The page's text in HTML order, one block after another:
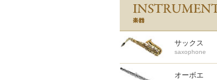
サックス
saxophone
オーボエ